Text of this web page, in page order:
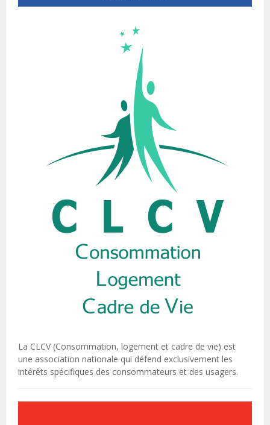
La CLCV (Consommation, logement et cadre de vie) est
une association nationale qui défend exclusivement les
intérêts spécifiques des consommateurs et des usagers.